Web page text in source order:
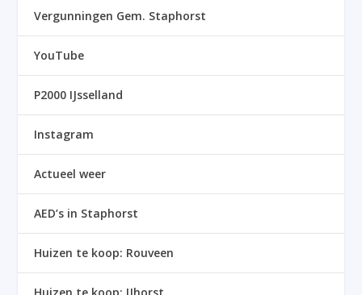
Vergunningen Gem. Staphorst
YouTube
P2000 IJsselland
Instagram
Actueel weer
AED’s in Staphorst
Huizen te koop: Rouveen